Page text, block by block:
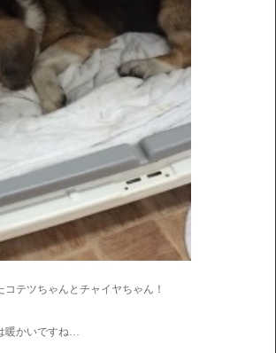
テツちゃんとチャイヤちゃん！
暖かいですね…